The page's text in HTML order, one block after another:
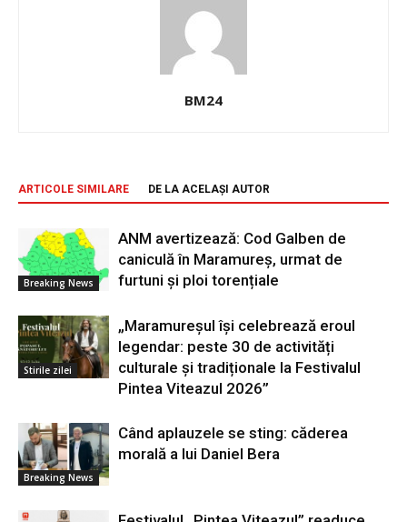
BM24
ARTICOLE SIMILARE DE LA ACELAȘI AUTOR
Breaking News
ANM avertizează: Cod Galben de
caniculă în Maramureș, urmat de
furtuni și ploi torențiale
Stirile zilei
„Maramureșul își celebrează eroul
legendar: peste 30 de activități
culturale și tradiționale la Festivalul
Pintea Viteazul 2026”
Breaking News
Când aplauzele se sting: căderea
morală a lui Daniel Bera